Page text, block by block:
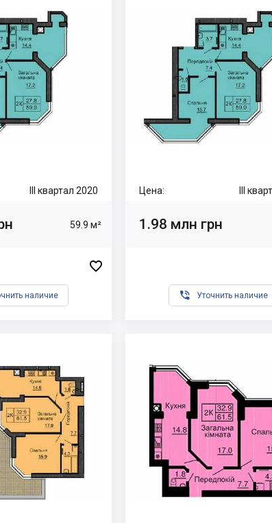
III квартал 2020
59.9 м²

наличие
Цена: III
1.98 млн грн
 Уточнить наличие